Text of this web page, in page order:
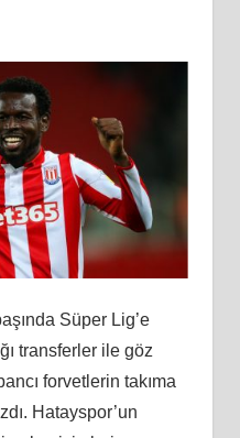
Süper Lig’e
transferler ile göz
forvetlerin takıma
Hatayspor’un